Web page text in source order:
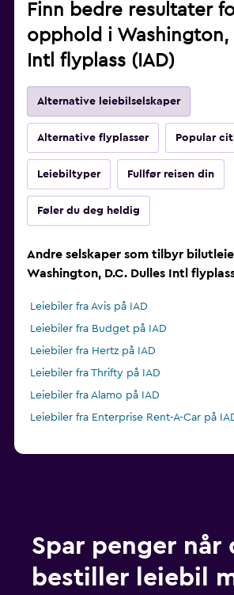
Finn bedre resultater
opphold i Washington,
Intl flyplass (IAD)
Alternative leiebilselskaper
Alternative flyplasser Popular
Leiebiltyper Fullfør reisen din
Føler du deg heldig
Andre selskaper som tilbyr
Washington, D.C. Dulles Intl
Leiebiler fra Avis på IAD
Leiebiler fra Budget på IAD
Leiebiler fra Hertz på IAD
Leiebiler fra Thrifty på IAD
Leiebiler fra Alamo på IAD
Leiebiler fra Enterprise Rent-A-Car på
Spar penger når
bestiller leiebil